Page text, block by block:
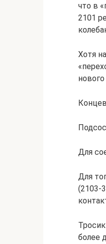
что в
2101
Хотя
Для
Для
(2103-
более